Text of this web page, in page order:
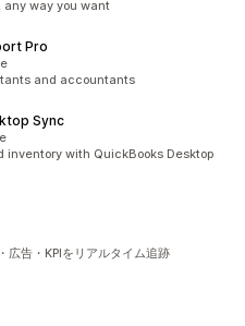
any way you want
Pro
and accountants
Sync
with QuickBooks Desktop
広告・KPIをリアルタイム追跡